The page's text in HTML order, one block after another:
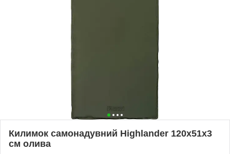
Килимок самонадувний Highlander 120x51x3
см олива